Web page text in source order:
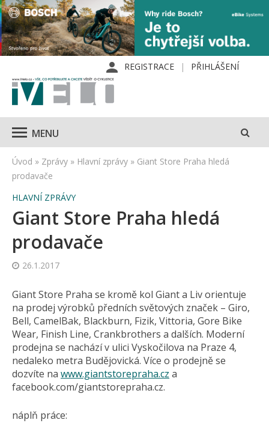
REGISTRACE PŘIHLÁŠENÍ
MENU
Úvod » Zprávy » Hlavní zprávy » Giant Store Praha hledá
prodavače
HLAVNÍ ZPRÁVY
Giant Store Praha hledá
prodavače
26.1.2017
Giant Store Praha se kromě kol Giant a Liv orientuje
na prodej výrobků předních světových značek – Giro,
Bell, CamelBak, Blackburn, Fizik, Vittoria, Gore Bike
Wear, Finish Line, Crankbrothers a dalších. Moderní
prodejna se nachází v ulici Vyskočilova na Praze 4,
nedaleko metra Budějovická. Více o prodejně se
dozvíte na www.giantstorepraha.cz a
facebook.com/gi­antstorepraha­.cz.
náplň práce: